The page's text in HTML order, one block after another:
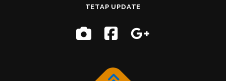
TETAP UPDATE